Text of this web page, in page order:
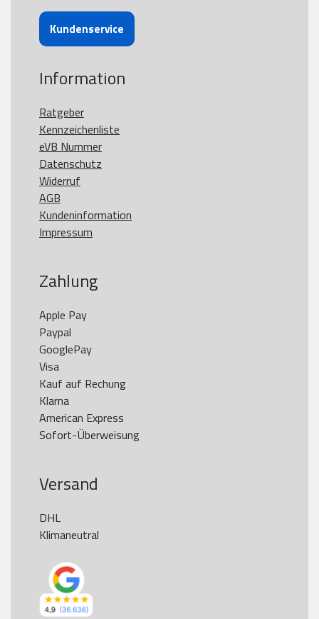
Kundenservice
Information
Ratgeber
Kennzeichenliste
eVB Nummer
Datenschutz
Widerruf
AGB
Kundeninformation
Impressum
Zahlung
Apple Pay
Paypal
GooglePay
Visa
Kauf auf Rechung
Klarna
American Express
Versand
DHL
Klimaneutral